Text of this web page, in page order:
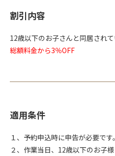
割引内容
12歳以下のお子さんと同居されて
総額料金から3％OFF
適用条件
１、予約申込時に申告が必要です。
２、作業当日、12歳以下のお子